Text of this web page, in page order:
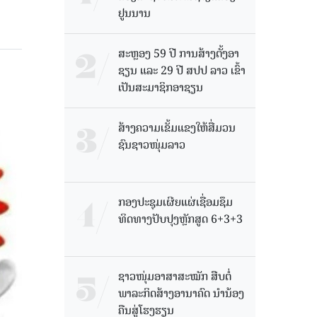
ຢູນນານ
ສະຫຼອງ 59 ປີ ການສ້າງຕັ້ງອາ
ຊຽນ ແລະ 29 ປີ ສປປ ລາວ ເຂົ້າ
ເປັນສະມາຊິກອາຊຽນ
ສ້າງຄວາມເຂັ້ມແຂງໃຫ້ສື່ມວນ
ຊົນຊາວໜຸ່ມລາວ
ກອງປະຊຸມເຜີຍແຜ່ເຊື່ອມຊຶມ
ທິດທາງປັບປຸງຫຼັກສູດ 6+3+3
ຊາວໜຸ່ມອາສາສະໝັກ ສືບຕໍ່
ພາລະກິດສ້າງອານາຄົດ ນໍານ້ອງ
ຄືນສູ່ໂຮງຮຽນ